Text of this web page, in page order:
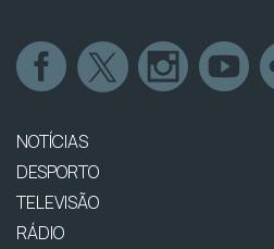
NOTÍCIAS
DESPORTO
TELEVISÃO
RÁDIO